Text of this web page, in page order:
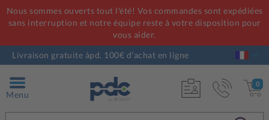
Nous sommes ouverts tout l'été! Vos commandes sont expédiées
sans interruption et notre équipe reste à votre disposition pour
vous aider.
Livraison gratuite àpd. 100€ d'achat en ligne
Menu
0